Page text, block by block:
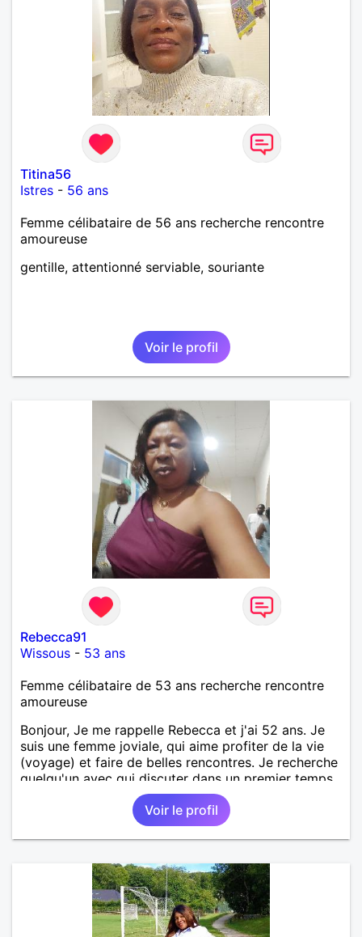
Titina56
Istres - 56 ans
Femme célibataire de 56 ans recherche rencontre
amoureuse
gentille, attentionné serviable, souriante
Voir le profil
Rebecca91
Wissous - 53 ans
Femme célibataire de 53 ans recherche rencontre
amoureuse
Bonjour, Je me rappelle Rebecca et j'ai 52 ans. Je
suis une femme joviale, qui aime profiter de la vie
(voyage) et faire de belles rencontres. Je recherche
quelqu'un avec qui discuter dans un premier temps
et nous pourrons envisager la suite ensemble si
Voir le profil